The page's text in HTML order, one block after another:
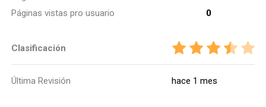
Páginas vistas pro usuario
0
Clasificación
Última Revisión hace 1 mes